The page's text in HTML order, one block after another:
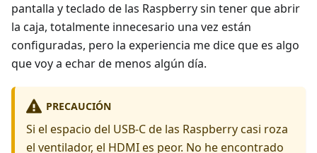
pantalla y teclado de las Raspberry sin tener que abrir
la caja, totalmente innecesario una vez están
configuradas, pero la experiencia me dice que es algo
que voy a echar de menos algún día.
PRECAUCIÓN
Si el espacio del USB-C de las Raspberry casi roza
el ventilador, el HDMI es peor. No he encontrado